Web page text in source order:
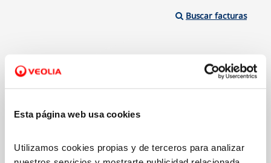
Esta página web usa cookies
Utilizamos cookies propias y de terceros para analizar
TU AGUA
Buscar facturas